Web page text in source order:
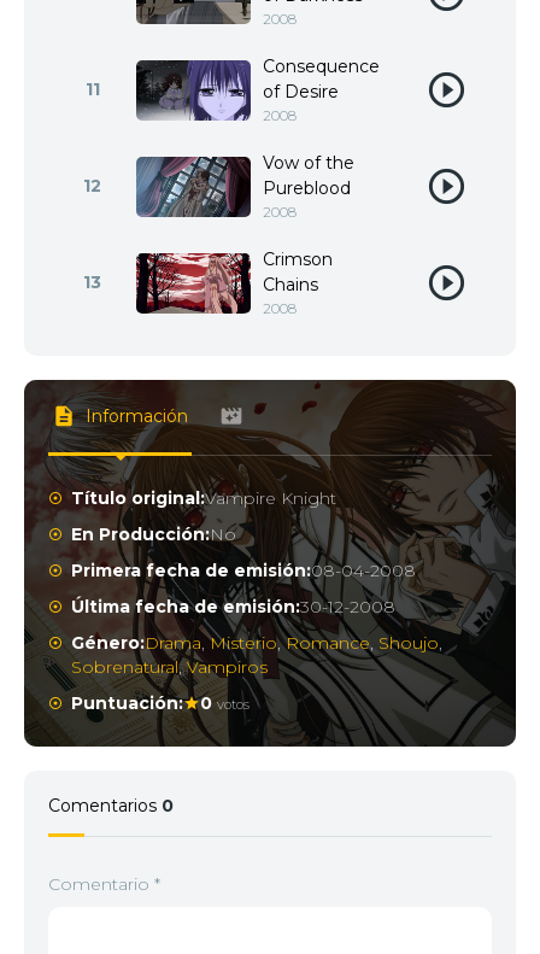
2008
11
Consequence
of Desire
2008
12
Vow of the
Pureblood
2008
13
Crimson
Chains
2008
Información
Título original:Vampire Knight
En Producción:No
Primera fecha de emisión:08-04-2008
Última fecha de emisión:30-12-2008
Género:Drama,Misterio,Romance, Shoujo,
Sobrenatural,Vampiros
Puntuación:
0 votos
Comentarios 0
Comentario *